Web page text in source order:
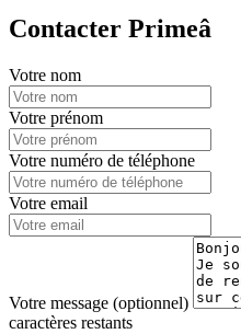
Contacter Primeâ
Votre nom
Votre prénom
Votre numéro de téléphone
Votre email
Votre message (optionnel)
caractères restants